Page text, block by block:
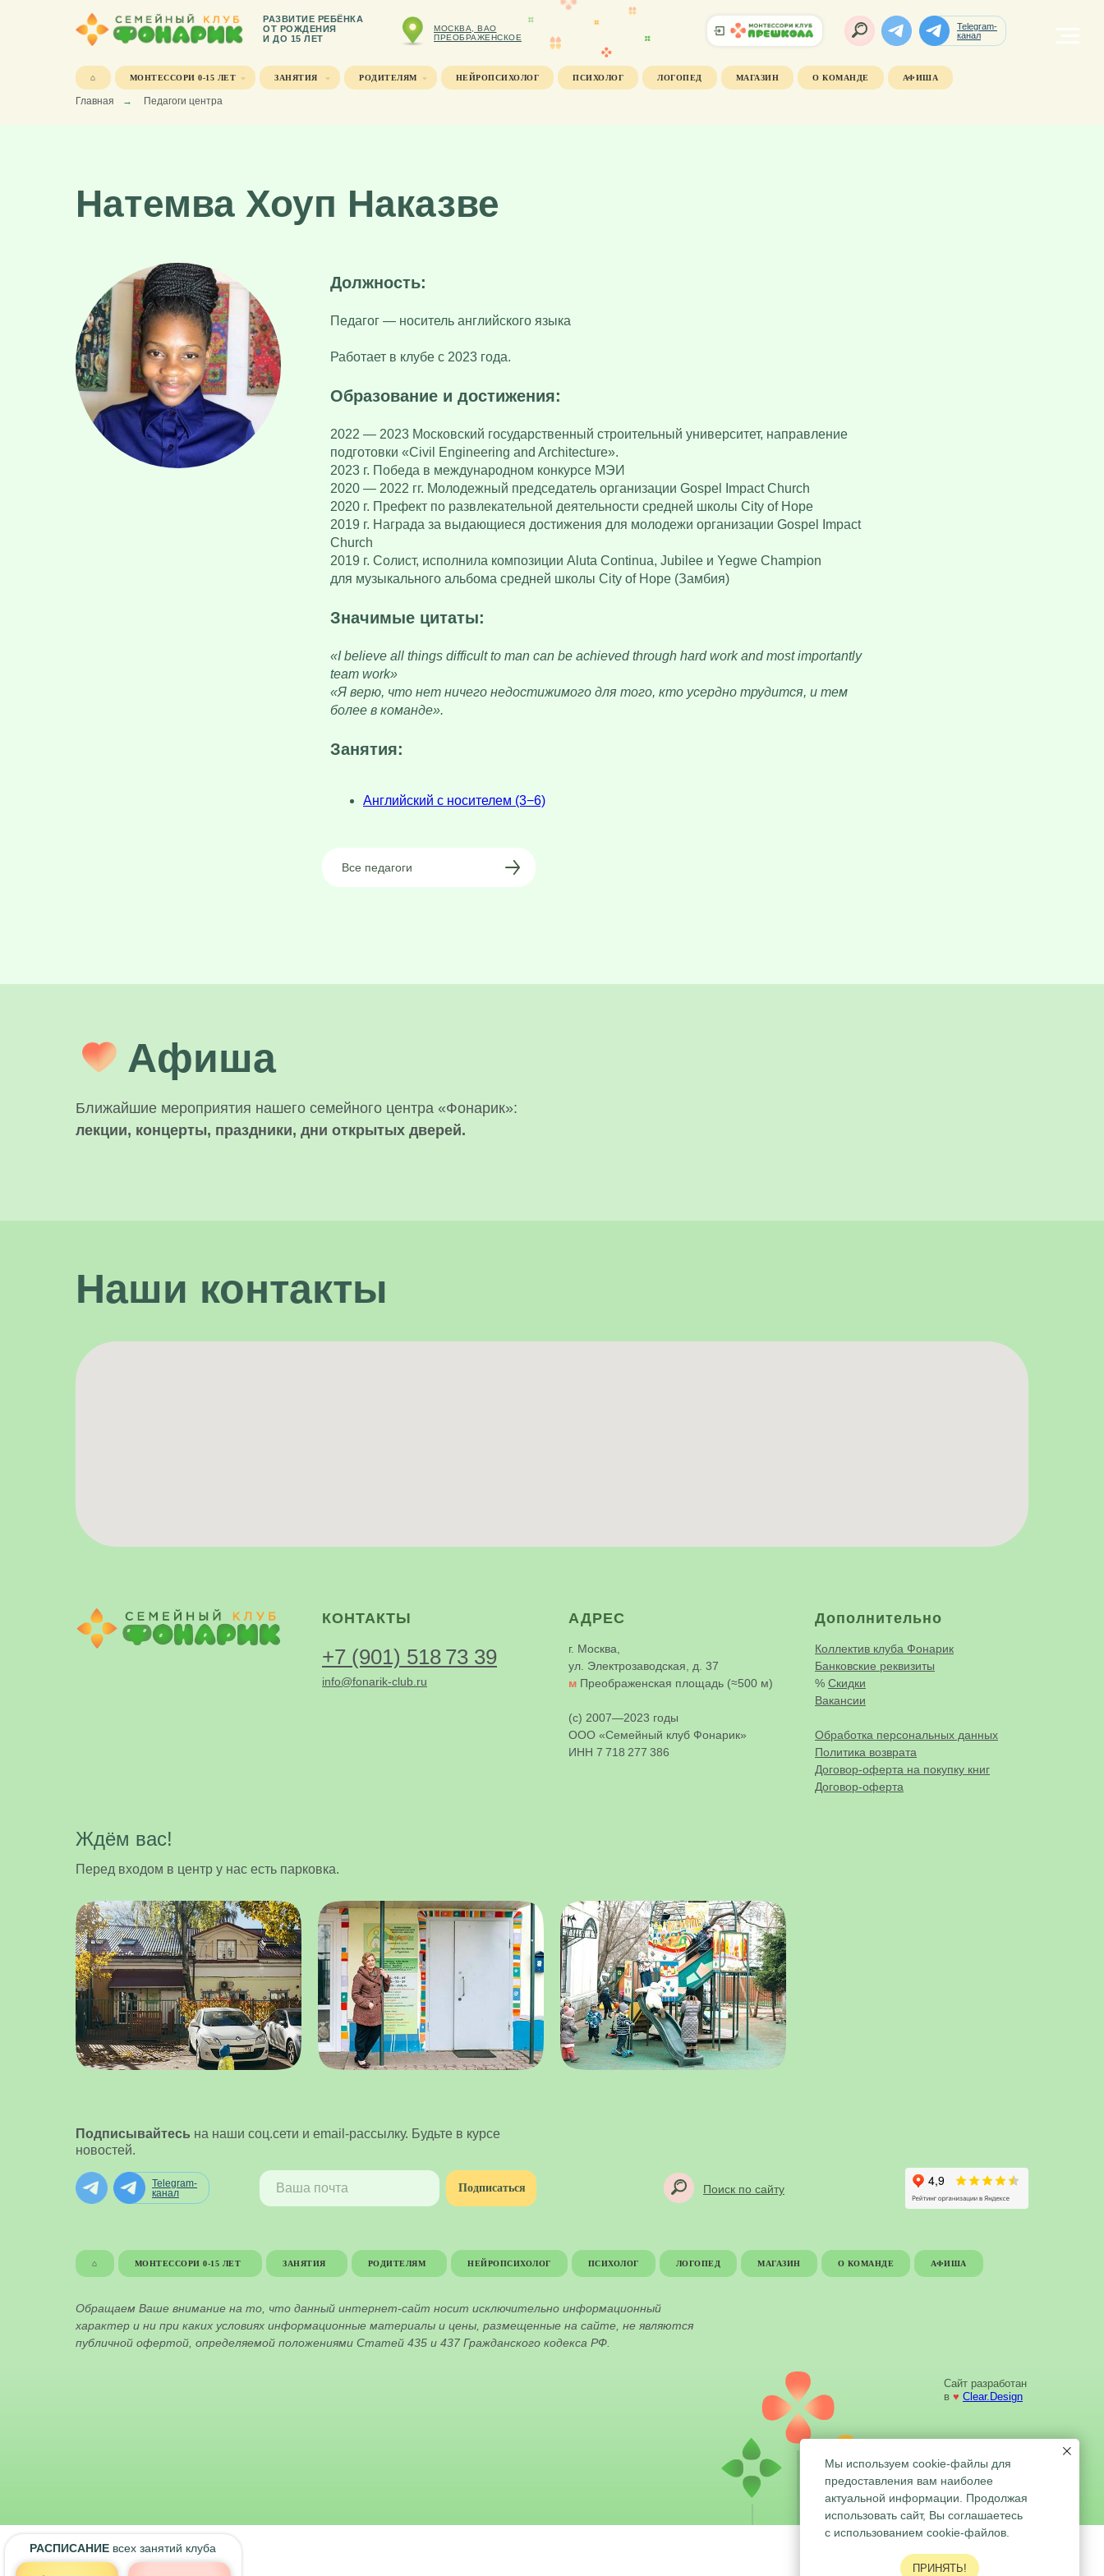
МОСКВА, ВАО
ПРЕОБРАЖЕНСКОЕ
РАЗВИТИЕ РЕБЁНКА
ОТ РОЖДЕНИЯ
И ДО 15 ЛЕТ
Telegram-
канал
⌂ МОНТЕССОРИ 0-15 ЛЕТ ЗАНЯТИЯ РОДИТЕЛЯМ НЕЙРОПСИХОЛОГ ПСИХОЛОГ ЛОГОПЕД МАГАЗИН О КОМАНДЕ АФИША
Главная → Педагоги центра
Натемва Хоуп Наказве
Должность:
Педагог — носитель английского языка
Работает в клубе с 2023 года.
Образование и достижения:
2022 — 2023 Московский государственный строительный университет, направление
подготовки «Civil Engineering and Architecture».
2023 г. Победа в международном конкурсе МЭИ
2020 — 2022 гг. Молодежный председатель организации Gospel Impact Church
2020 г. Префект по развлекательной деятельности средней школы City of Hope
2019 г. Награда за выдающиеся достижения для молодежи организации Gospel Impact
Church
2019 г. Солист, исполнила композиции Aluta Continua, Jubilee и Yegwe Champion
для музыкального альбома средней школы City of Hope (Замбия)
Значимые цитаты:
«I believe all things difficult to man can be achieved through hard work and most importantly
team work»
«Я верю, что нет ничего недостижимого для того, кто усердно трудится, и тем
более в команде».
Занятия:
Английский с носителем (3−6)
Все педагоги
Афиша
Ближайшие мероприятия нашего семейного центра «Фонарик»:
лекции, концерты, праздники, дни открытых дверей.
Наши контакты
КОНТАКТЫ
+7 (901) 518 73 39
info@fonarik-club.ru
АДРЕС
г. Москва,
ул. Электрозаводская, д. 37
м Преображенская площадь (≈500 м)
(c) 2007—2023 годы
ООО «Семейный клуб Фонарик»
ИНН 7 718 277 386
Дополнительно
Коллектив клуба Фонарик
Банковские реквизиты
% Скидки
Вакансии
Обработка персональных данных
Политика возврата
Договор-оферта на покупку книг
Договор-оферта
Ждём вас!
Перед входом в центр у нас есть парковка.
Подписывайтесь на наши соц.сети и email-рассылку. Будьте в курсе
новостей.
Подписаться Поиск по сайту
Telegram-
канал
⌂ МОНТЕССОРИ 0-15 ЛЕТ ЗАНЯТИЯ РОДИТЕЛЯМ НЕЙРОПСИХОЛОГ ПСИХОЛОГ ЛОГОПЕД МАГАЗИН О КОМАНДЕ АФИША
Обращаем Ваше внимание на то, что данный интернет-сайт носит исключительно информационный
характер и ни при каких условиях информационные материалы и цены, размещенные на сайте, не являются
публичной офертой, определяемой положениями Статей 435 и 437 Гражданского кодекса РФ.
Сайт разработан
в ♥ Clear.Design
Мы используем cookie-файлы для
предоставления вам наиболее
актуальной информации. Продолжая
использовать сайт, Вы соглашаетесь
с использованием cookie-файлов.
ПРИНЯТЬ!
РАСПИСАНИЕ всех занятий клуба